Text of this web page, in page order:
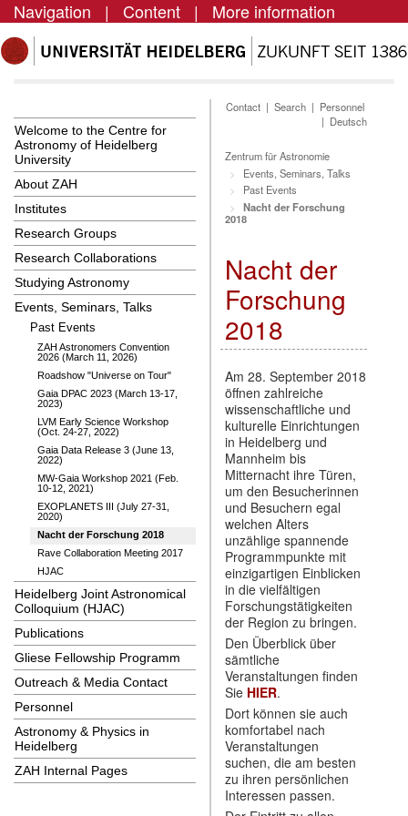
Navigation | Content | More information
Welcome to the Centre for
Astronomy of Heidelberg
University
About ZAH
Institutes
Research Groups
Research Collaborations
Studying Astronomy
Events, Seminars, Talks
Past Events
ZAH Astronomers Convention
2026 (March 11, 2026)
Roadshow "Universe on Tour"
Gaia DPAC 2023 (March 13-17,
2023)
LVM Early Science Workshop
(Oct. 24-27, 2022)
Gaia Data Release 3 (June 13,
2022)
MW-Gaia Workshop 2021 (Feb.
10-12, 2021)
EXOPLANETS III (July 27-31,
2020)
Nacht der Forschung 2018
Rave Collaboration Meeting 2017
HJAC
Heidelberg Joint Astronomical
Colloquium (HJAC)
Publications
Gliese Fellowship Programm
Outreach & Media Contact
Personnel
Astronomy & Physics in
Heidelberg
ZAH Internal Pages
Contact | Search | Personnel
| Deutsch
Zentrum für Astronomie
Events, Seminars, Talks
Past Events
Nacht der Forschung
2018
Nacht der
Forschung
2018
Am 28. September 2018
öffnen zahlreiche
wissenschaftliche und
kulturelle Einrichtungen
in Heidelberg und
Mannheim bis
Mitternacht ihre Türen,
um den Besucherinnen
und Besuchern egal
welchen Alters
unzählige spannende
Programmpunkte mit
einzigartigen Einblicken
in die vielfältigen
Forschungstätigkeiten
der Region zu bringen.
Den Überblick über
sämtliche
Veranstaltungen finden
Sie HIER.
Dort können sie auch
komfortabel nach
Veranstaltungen
suchen, die am besten
zu ihren persönlichen
Interessen passen.